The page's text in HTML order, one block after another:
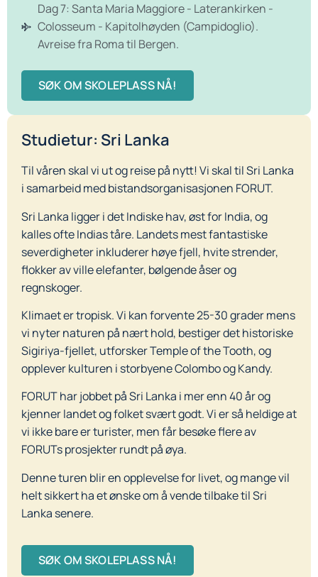
Dag 7: Santa Maria Maggiore - Laterankirken -
Colosseum - Kapitolhøyden (Campidoglio).
Avreise fra Roma til Bergen.
SØK OM SKOLEPLASS NÅ!
Studietur: Sri Lanka
Til våren skal vi ut og reise på nytt! Vi skal til Sri Lanka
i samarbeid med bistandsorganisasjonen FORUT.
Sri Lanka ligger i det Indiske hav, øst for India, og
kalles ofte Indias tåre. Landets mest fantastiske
severdigheter inkluderer høye fjell, hvite strender,
flokker av ville elefanter, bølgende åser og
regnskoger.
Klimaet er tropisk. Vi kan forvente 25-30 grader mens
vi nyter naturen på nært hold, bestiger det historiske
Sigiriya-fjellet, utforsker Temple of the Tooth, og
opplever kulturen i storbyene Colombo og Kandy.
FORUT har jobbet på Sri Lanka i mer enn 40 år og
kjenner landet og folket svært godt. Vi er så heldige at
vi ikke bare er turister, men får besøke flere av
FORUTs prosjekter rundt på øya.
Denne turen blir en opplevelse for livet, og mange vil
helt sikkert ha et ønske om å vende tilbake til Sri
Lanka senere.
SØK OM SKOLEPLASS NÅ!